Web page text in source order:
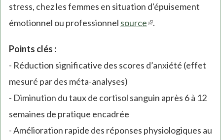
stress, chez les femmes en situation d'épuisement
émotionnel ou professionnel source(link
.
Points clés :
- Réduction significative des scores d’anxiété (effet
mesuré par des méta-analyses)
- Diminution du taux de cortisol sanguin après 6 à 12
semaines de pratique encadrée
- Amélioration rapide des réponses physiologiques au